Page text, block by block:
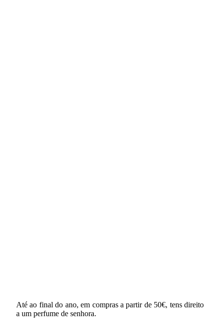
Até ao final do ano, em compras a partir de 50€, tens direito
a um perfume de senhora.